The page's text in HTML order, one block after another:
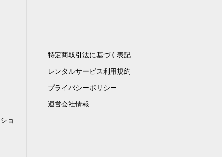
ョ
特定商取引法に基づく表記
レンタルサービス利用規約
プライバシーポリシー
運営会社情報